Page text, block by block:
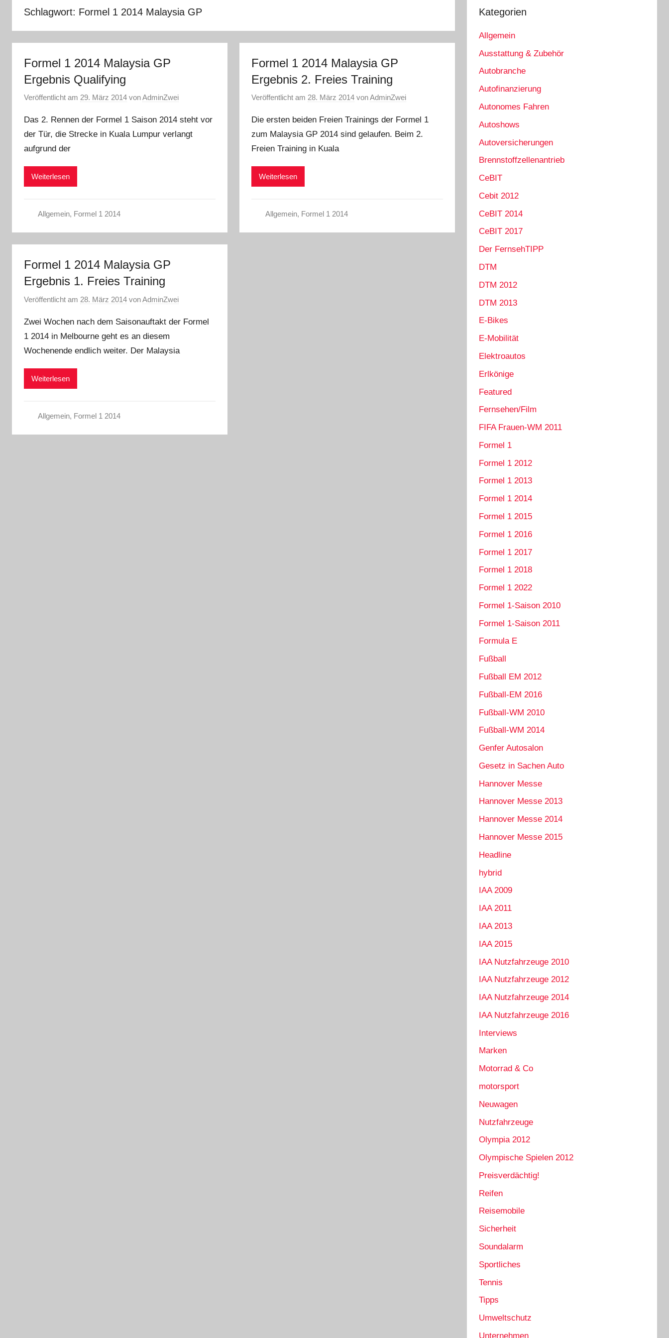
Schlagwort: Formel 1 2014 Malaysia GP
Formel 1 2014 Malaysia GP
Ergebnis Qualifying
Veröffentlicht am 29. März 2014 vonAdminZwei
Das 2. Rennen der Formel 1 Saison 2014 steht vor
der Tür, die Strecke in Kuala Lumpur verlangt
aufgrund der
Weiterlesen
Allgemein, Formel 1 2014
Formel 1 2014 Malaysia GP
Ergebnis 2. Freies Training
Veröffentlicht am 28. März 2014 vonAdminZwei
Die ersten beiden Freien Trainings der Formel 1
zum Malaysia GP 2014 sind gelaufen. Beim 2.
Freien Training in Kuala
Weiterlesen
Allgemein, Formel 1 2014
Formel 1 2014 Malaysia GP
Ergebnis 1. Freies Training
Veröffentlicht am 28. März 2014 vonAdminZwei
Zwei Wochen nach dem Saisonauftakt der Formel
1 2014 in Melbourne geht es an diesem
Wochenende endlich weiter. Der Malaysia
Weiterlesen
Allgemein, Formel 1 2014
Kategorien
Allgemein
Ausstattung & Zubehör
Autobranche
Autofinanzierung
Autonomes Fahren
Autoshows
Autoversicherungen
Brennstoffzellenantrieb
CeBIT
Cebit 2012
CeBIT 2014
CeBIT 2017
Der FernsehTIPP
DTM
DTM 2012
DTM 2013
E-Bikes
E-Mobilität
Elektroautos
Erlkönige
Featured
Fernsehen/Film
FIFA Frauen-WM 2011
Formel 1
Formel 1 2012
Formel 1 2013
Formel 1 2014
Formel 1 2015
Formel 1 2016
Formel 1 2017
Formel 1 2018
Formel 1 2022
Formel 1-Saison 2010
Formel 1-Saison 2011
Formula E
Fußball
Fußball EM 2012
Fußball-EM 2016
Fußball-WM 2010
Fußball-WM 2014
Genfer Autosalon
Gesetz in Sachen Auto
Hannover Messe
Hannover Messe 2013
Hannover Messe 2014
Hannover Messe 2015
Headline
hybrid
IAA 2009
IAA 2011
IAA 2013
IAA 2015
IAA Nutzfahrzeuge 2010
IAA Nutzfahrzeuge 2012
IAA Nutzfahrzeuge 2014
IAA Nutzfahrzeuge 2016
Interviews
Marken
Motorrad & Co
motorsport
Neuwagen
Nutzfahrzeuge
Olympia 2012
Olympische Spielen 2012
Preisverdächtig!
Reifen
Reisemobile
Sicherheit
Soundalarm
Sportliches
Tennis
Tipps
Umweltschutz
Unternehmen